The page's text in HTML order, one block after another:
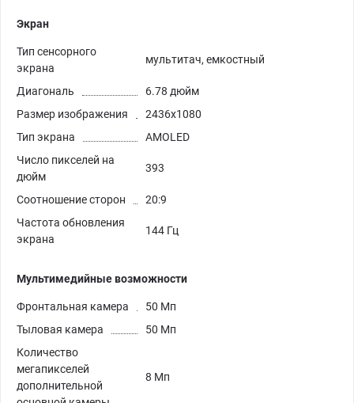
Экран
Тип сенсорного
экрана
мультитач, емкостный
Диагональ
6.78 дюйм
Размер изображения
2436x1080
Тип экрана
AMOLED
Число пикселей на
дюйм
393
Соотношение сторон
20:9
Частота обновления
экрана
144 Гц
Мультимедийные возможности
Фронтальная камера
50 Мп
Тыловая камера
50 Мп
Количество
мегапикселей
дополнительной
8 Мп